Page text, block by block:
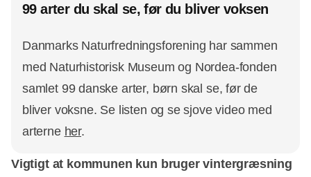
99 arter du skal se, før du bliver voksen
Danmarks Naturfredningsforening har sammen
med Naturhistorisk Museum og Nordea-fonden
samlet 99 danske arter, børn skal se, før de
bliver voksne. Se listen og se sjove video med
arterne her.
Vigtigt at kommunen kun bruger vintergræsning